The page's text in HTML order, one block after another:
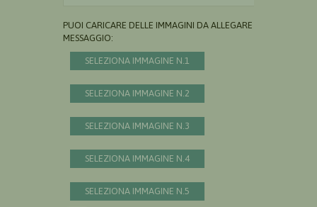
PUOI CARICARE DELLE IMMAGINI DA ALLEGARE AL
MESSAGGIO:
SELEZIONA IMMAGINE N.1
SELEZIONA IMMAGINE N.2
SELEZIONA IMMAGINE N.3
SELEZIONA IMMAGINE N.4
SELEZIONA IMMAGINE N.5